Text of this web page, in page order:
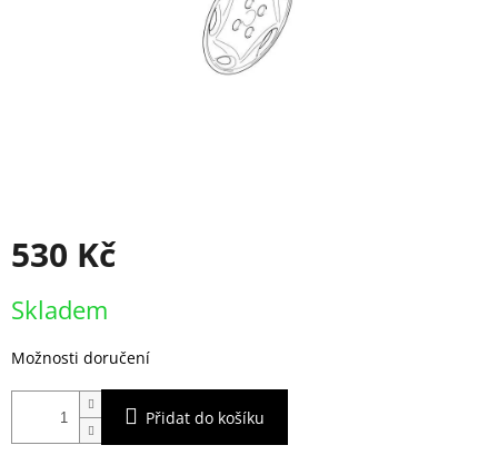
530 Kč
cena:
Skladem
Možnosti doručení
Přidat do košíku